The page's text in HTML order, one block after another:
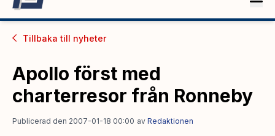
Tillbaka till nyheter
Apollo först med
charterresor från Ronneby
Publicerad den 2007-01-18 00:00 av Redaktionen